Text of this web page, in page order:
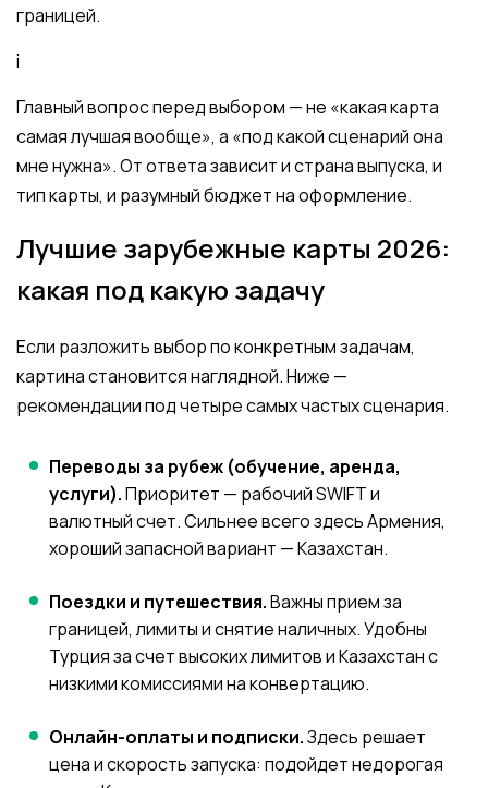
границей.
i
Главный вопрос перед выбором — не «какая карта
самая лучшая вообще», а «под какой сценарий она
мне нужна». От ответа зависит и страна выпуска, и
тип карты, и разумный бюджет на оформление.
Лучшие зарубежные карты 2026:
какая под какую задачу
Если разложить выбор по конкретным задачам,
картина становится наглядной. Ниже —
рекомендации под четыре самых частых сценария.
Переводы за рубеж (обучение, аренда,
услуги).Приоритет — рабочий SWIFT и
валютный счет. Сильнее всего здесь Армения,
хороший запасной вариант — Казахстан.
Поездки и путешествия.Важны прием за
границей, лимиты и снятие наличных. Удобны
Турция за счет высоких лимитов и Казахстан с
низкими комиссиями на конвертацию.
Онлайн-оплаты и подписки.Здесь решает
цена и скорость запуска: подойдет недорогая